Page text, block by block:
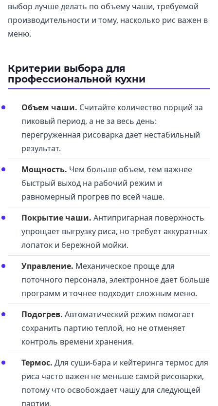
выбор лучше делать по объему чаши, требуемой
производительности и тому, насколько рис важен в
меню.
Критерии выбора для
профессиональной кухни
Объем чаши. Считайте количество порций за
пиковый период, а не за весь день:
перегруженная рисоварка дает нестабильный
результат.
Мощность. Чем больше объем, тем важнее
быстрый выход на рабочий режим и
равномерный прогрев по всей чаше.
Покрытие чаши. Антипригарная поверхность
упрощает выгрузку риса, но требует аккуратных
лопаток и бережной мойки.
Управление. Механическое проще для
поточного персонала, электронное дает больше
программ и точнее подходит сложным меню.
Подогрев. Автоматический режим помогает
сохранить партию теплой, но не отменяет
контроль времени хранения.
Термос. Для суши-бара и кейтеринга термос для
риса часто важен не меньше самой рисоварки,
потому что освобождает чашу для следующей
партии.